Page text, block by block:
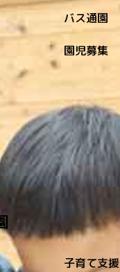
バス通園
園児募集
子育て支援